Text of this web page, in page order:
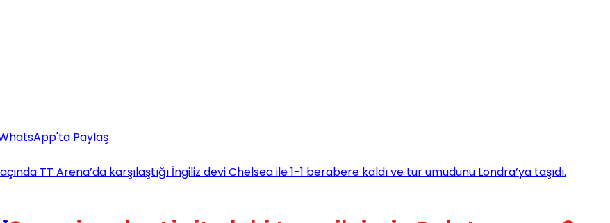
Paylaş
TT Arena’da karşılaştığı İngiliz devi Chelsea ile 1-1 berabere kaldı ve tur umudunu Londra’ya taşıdı.